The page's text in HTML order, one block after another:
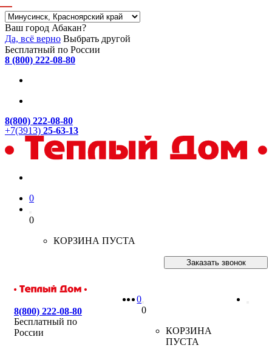
Ваш город Абакан?
Да, всё верно Выбрать другой
Бесплатный по России
8 (800) 222-08-80
8(800) 222-08-80
+7(3913) 25-63-13
0
0
КОРЗИНА ПУСТА
Заказать звонок
8(800) 222-08-80
Бесплатный по
России
0
0
КОРЗИНА
ПУСТА